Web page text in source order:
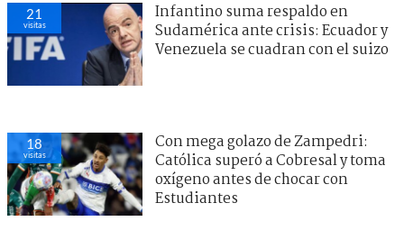
21
visitas
Infantino suma respaldo en
Sudamérica ante crisis: Ecuador y
Venezuela se cuadran con el suizo
18
visitas
Con mega golazo de Zampedri:
Católica superó a Cobresal y toma
oxígeno antes de chocar con
Estudiantes